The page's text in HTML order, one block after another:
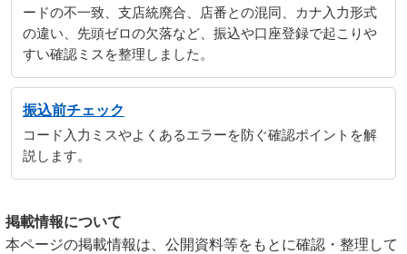
ードの不一致、支店統廃合、店番との混同、カナ入力形式
の違い、先頭ゼロの欠落など、振込や口座登録で起こりや
すい確認ミスを整理しました。
振込前チェック
コード入力ミスやよくあるエラーを防ぐ確認ポイントを解
説します。
掲載情報について
本ページの掲載情報は、公開資料等をもとに確認・整理して